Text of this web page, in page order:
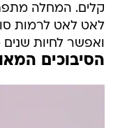
קלים. המחלה
לאט לאט לרמות
ואפשר לחיות
הסיבוכים